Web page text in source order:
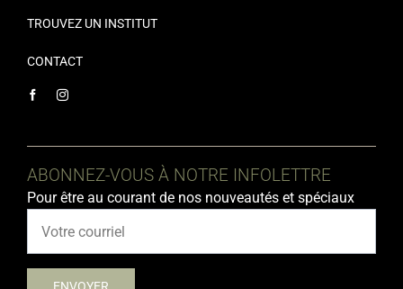
TROUVEZ UN INSTITUT
CONTACT
ABONNEZ-VOUS À NOTRE INFOLETTRE
Pour être au courant de nos nouveautés et spéciaux